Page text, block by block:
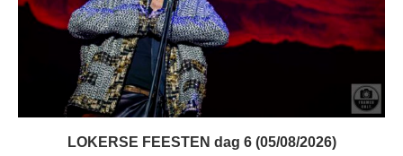
LOKERSE FEESTEN dag 6 (05/08/2026)